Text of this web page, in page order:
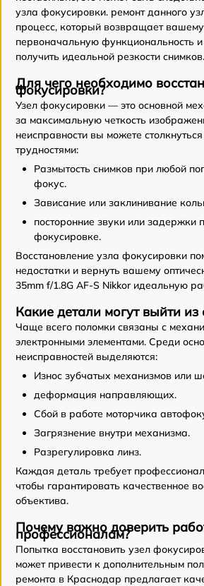
узла фокусировки. ремонт данного
процесс, который возвращает
первоначальную функциональность и
получить идеальной резкости снимков.
Для чего необходимо
фокусировки?
Узел фокусировки — это основной
за максимальную четкость
неисправности вы можете
трудностями:
Размытость снимков при любой
фокус.
Зависание или заклинивание
посторонние звуки или задержки
фокусировке.
Восстановление узла фокусировки
недостатки и вернуть вашему
35mm f/1.8G AF-S Nikkor идеальную
Какие детали могут выйти из
Чаще всего поломки связаны с
электронными элементами. Среди
неисправностей выделяются:
Износ зубчатых механизмов или
деформация направляющих.
Сбой в работе моторчика
Загрязнение внутри механизма.
Разрегулировка линз.
Каждая деталь требует
чтобы гарантировать качественное
объектива.
Почему важно доверить
профессионалам?
Попытка восстановить узел
может привести к дополнительным
ремонта в Краснодар предлагает